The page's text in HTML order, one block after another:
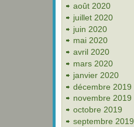
août 2020
juillet 2020
juin 2020
mai 2020
avril 2020
mars 2020
janvier 2020
décembre 2019
novembre 2019
octobre 2019
septembre 2019